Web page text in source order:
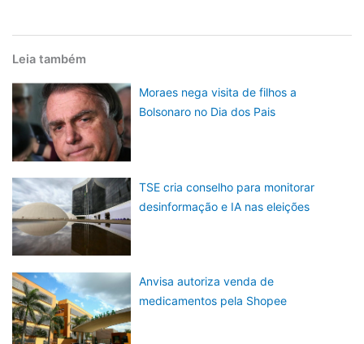
Leia também
Moraes nega visita de filhos a
Bolsonaro no Dia dos Pais
TSE cria conselho para monitorar
desinformação e IA nas eleições
Anvisa autoriza venda de
medicamentos pela Shopee